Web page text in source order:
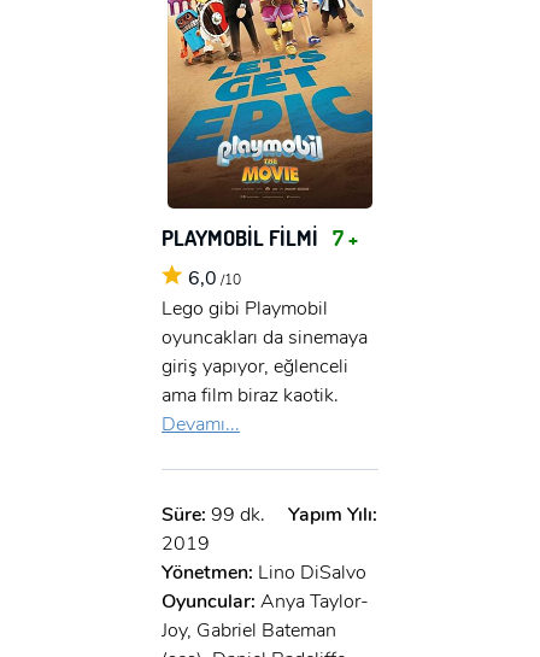
PLAYMOBİL FİLMİ 7 +
6,0 /10
Lego gibi Playmobil
oyuncakları da sinemaya
giriş yapıyor, eğlenceli
ama film biraz kaotik.
Devamı...
Süre: 99 dk.
Yapım Yılı:
2019
Yönetmen: Lino DiSalvo
Oyuncular: Anya Taylor-
Joy, Gabriel Bateman